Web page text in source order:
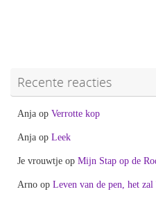
Recente reacties
Anja op Verrotte kop
Anja op Leek
Je vrouwtje op Mijn Stap op de
Arno op Leven van de pen, het